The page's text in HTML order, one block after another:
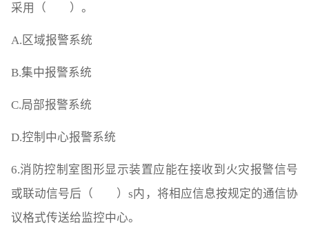
采用（ ）。
A.区域报警系统
B.集中报警系统
C.局部报警系统
D.控制中心报警系统
6.消防控制室图形显示装置应能在接收到火灾报警信号
或联动信号后（ ）s内，将相应信息按规定的通信协
议格式传送给监控中心。